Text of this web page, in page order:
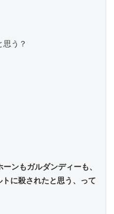
う？
ンもガルダンディーも、
に殺されたと思う、って